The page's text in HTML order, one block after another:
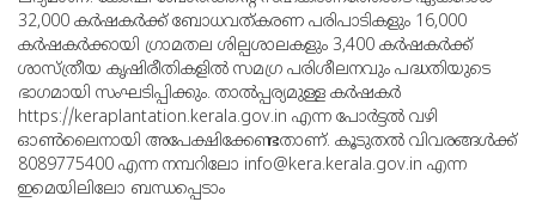
32,000 കര്‍ഷകര്‍ക്ക് ബോധവത്കരണ പരിപാടികളും 16,000
കര്‍ഷകര്‍ക്കായി ഗ്രാമതല ശില്പശാലകളും 3,400 കര്‍ഷകര്‍ക്ക്
ശാസ്ത്രീയ കൃഷിരീതികളില്‍ സമഗ്ര പരിശീലനവും പദ്ധതിയുടെ
ഭാഗമായി സംഘടിപ്പിക്കും. താല്‍പ്പര്യമുള്ള കര്‍ഷകര്‍
https://keraplantation.kerala.gov.in എന്ന പോര്‍ട്ടല്‍ വഴി
ഓണ്‍ലൈനായി അപേക്ഷിക്കേണ്ടതാണ്. കൂടുതല്‍ വിവരങ്ങള്‍ക്ക്
8089775400 എന്ന നമ്പറിലോ info@kera.kerala.gov.in എന്ന
ഇമെയിലിലോ ബന്ധപ്പെടാം